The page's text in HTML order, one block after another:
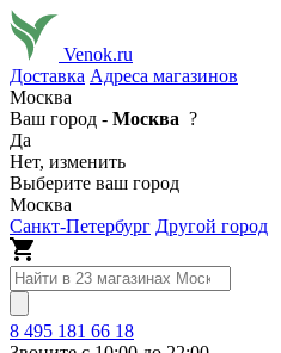
Venok.ru
Доставка Адреса магазинов
Москва
Ваш город - Москва ?
Да
Нет, изменить
Выберите ваш город
Москва
Санкт-Петербург Другой город
8 495 181 66 18